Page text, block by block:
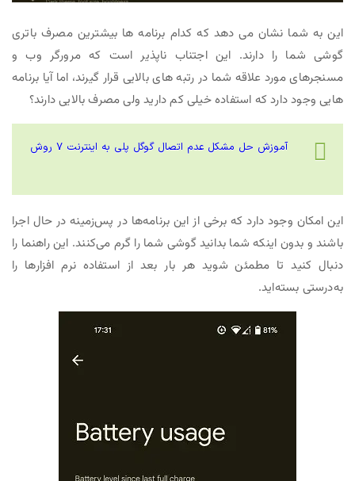
این به شما نشان می دهد که کدام برنامه ها بیشترین مصرف باتری
گوشی شما را دارند. این اجتناب ناپذیر است که مرورگر وب و
مسنجرهای مورد علاقه شما در رتبه های بالایی قرار گیرند، اما آیا برنامه
هایی وجود دارد که استفاده خیلی کم دارید ولی مصرف بالایی دارند؟
آموزش حل مشکل عدم اتصال گوگل پلی به اینترنت 7 روش
این امکان وجود دارد که برخی از این برنامه‌ها در پس‌زمینه در حال اجرا
باشند و بدون اینکه شما بدانید گوشی شما را گرم می‌کنند. این راهنما را
دنبال کنید تا مطمئن شوید هر بار بعد از استفاده نرم افزارها را
به‌درستی بسته‌اید.